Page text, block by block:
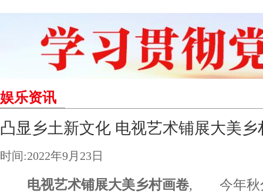
娱乐资讯
凸显乡土新文化 电视艺术铺展大美乡
时间:2022年9月23日
电视艺术铺展大美乡村画卷, 今年秋